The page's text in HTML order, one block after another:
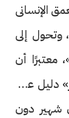
الإنسانى
وتحول إلى
معتبرًا أن
مليون دولار» دليل على
شهير دون